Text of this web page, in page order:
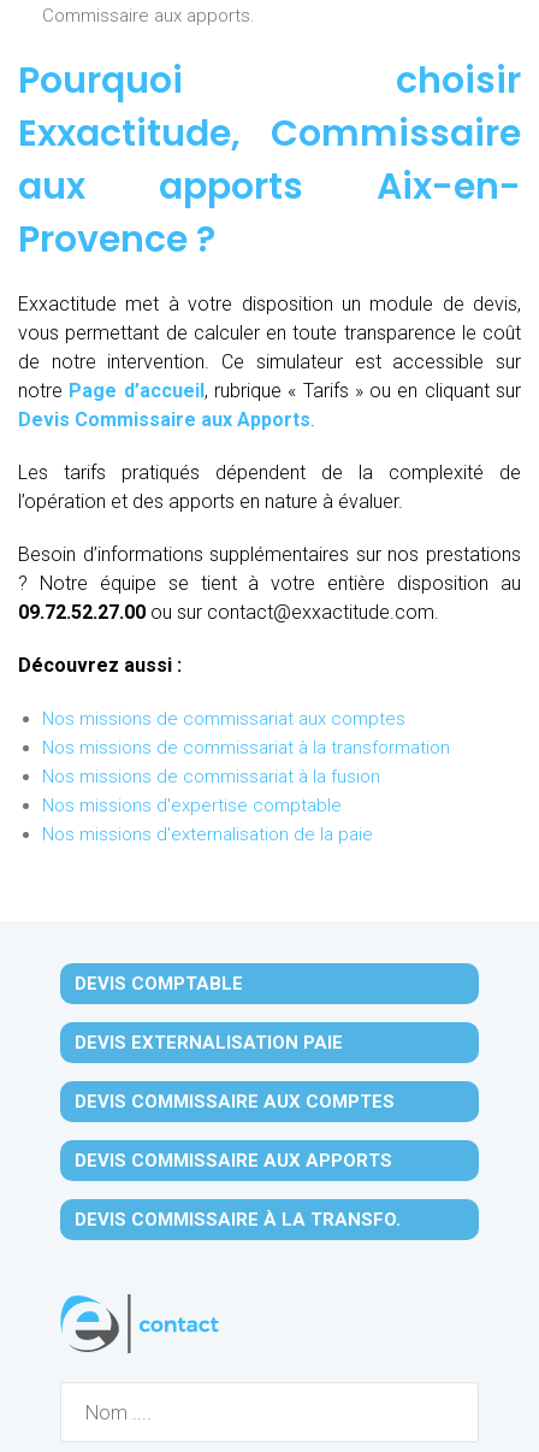
Commissaire aux apports.
Pourquoi choisir
Exxactitude, Commissaire
aux apports Aix-en-
Provence?
Exxactitude met à votre disposition un module de devis,
vous permettant de calculer en toute transparence le coût
de notre intervention. Ce simulateur est accessible sur
notre Page d’accueil, rubrique « Tarifs » ou en cliquant sur
Devis Commissaire aux Apports.
Les tarifs pratiqués dépendent de la complexité de
l’opération et des apports en nature à évaluer.
Besoin d’informations supplémentaires sur nos prestations
? Notre équipe se tient à votre entière disposition au
09.72.52.27.00 ou sur contact@exxactitude.com.
Découvrez aussi :
Nos missions de commissariat aux comptes
Nos missions de commissariat à la transformation
Nos missions de commissariat à la fusion
Nos missions d'expertise comptable
Nos missions d'externalisation de la paie
DEVIS COMPTABLE
DEVIS EXTERNALISATION PAIE
DEVIS COMMISSAIRE AUX COMPTES
DEVIS COMMISSAIRE AUX APPORTS
DEVIS COMMISSAIRE À LA TRANSFO.